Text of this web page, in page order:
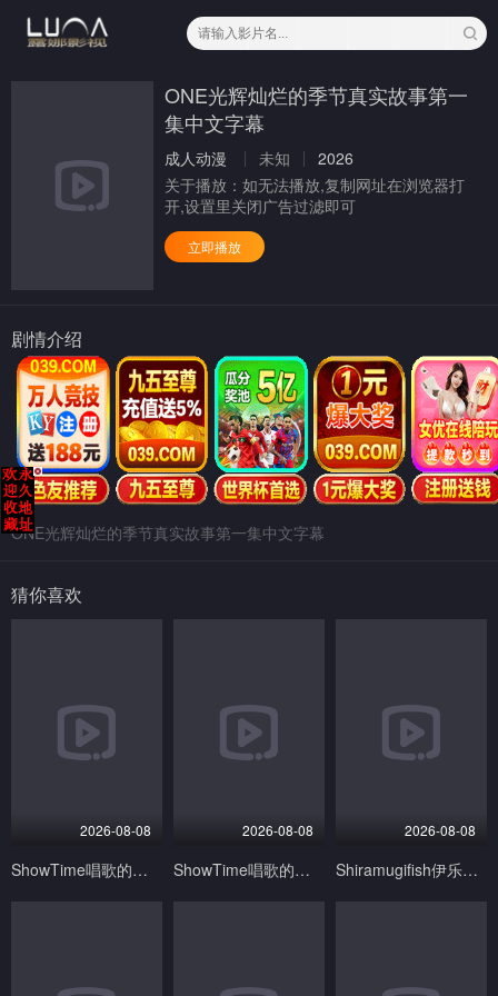
ONE光辉灿烂的季节真实故事第一
集中文字幕
成人动漫 未知
2026
关于播放： 如无法播放,复制网址在浏览器打
开,设置里关闭广告过滤即可
立即播放
剧情介绍
ONE光辉灿烂的季节真实故事第一集中文字幕
猜你喜欢
2026-08-08
ShowTime唱歌的大姐姐也想做第二季_第03集
2026-08-08
ShowTime唱歌的大姐姐也想做第二季_第05集
2026-08-08
Shiramugifish伊乐玛丽Live2D语音版